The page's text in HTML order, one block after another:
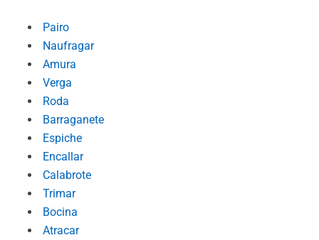
Pairo
Naufragar
Amura
Verga
Roda
Barraganete
Espiche
Encallar
Calabrote
Trimar
Bocina
Atracar